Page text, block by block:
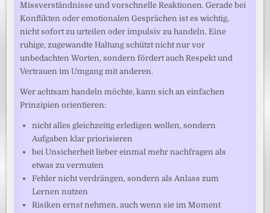
Missverständnisse und vorschnelle Reaktionen. Gerade bei
Konflikten oder emotionalen Gesprächen ist es wichtig,
nicht sofort zu urteilen oder impulsiv zu handeln. Eine
ruhige, zugewandte Haltung schützt nicht nur vor
unbedachten Worten, sondern fördert auch Respekt und
Vertrauen im Umgang mit anderen.
Wer achtsam handeln möchte, kann sich an einfachen
Prinzipien orientieren:
nicht alles gleichzeitig erledigen wollen, sondern
Aufgaben klar priorisieren
bei Unsicherheit lieber einmal mehr nachfragen als
etwas zu vermuten
Fehler nicht verdrängen, sondern als Anlass zum
Lernen nutzen
Risiken ernst nehmen, auch wenn sie im Moment